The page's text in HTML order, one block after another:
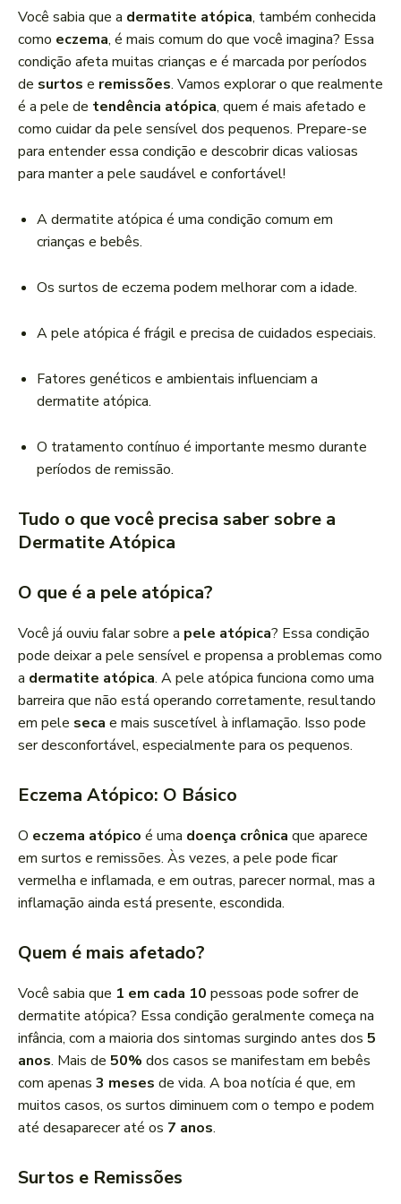
d
o
r
d
e
á
u
d
o
Você sabia que a dermatite atópica, também conhecida
como eczema, é mais comum do que você imagina? Essa
condição afeta muitas crianças e é marcada por períodos
de surtos e remissões. Vamos explorar o que realmente
é a pele de tendência atópica, quem é mais afetado e
como cuidar da pele sensível dos pequenos. Prepare-se
para entender essa condição e descobrir dicas valiosas
para manter a pele saudável e confortável!
A dermatite atópica é uma condição comum em
crianças e bebês.
Os surtos de eczema podem melhorar com a idade.
A pele atópica é frágil e precisa de cuidados especiais.
Fatores genéticos e ambientais influenciam a
dermatite atópica.
O tratamento contínuo é importante mesmo durante
períodos de remissão.
Tudo o que você precisa saber sobre a
Dermatite Atópica
O que é a pele atópica?
Você já ouviu falar sobre a pele atópica? Essa condição
pode deixar a pele sensível e propensa a problemas como
a dermatite atópica. A pele atópica funciona como uma
barreira que não está operando corretamente, resultando
em pele seca e mais suscetível à inflamação. Isso pode
ser desconfortável, especialmente para os pequenos.
Eczema Atópico: O Básico
O eczema atópico é uma doença crônica que aparece
em surtos e remissões. Às vezes, a pele pode ficar
vermelha e inflamada, e em outras, parecer normal, mas a
inflamação ainda está presente, escondida.
Quem é mais afetado?
Você sabia que 1 em cada 10 pessoas pode sofrer de
dermatite atópica? Essa condição geralmente começa na
infância, com a maioria dos sintomas surgindo antes dos 5
anos. Mais de 50% dos casos se manifestam em bebês
com apenas 3 meses de vida. A boa notícia é que, em
muitos casos, os surtos diminuem com o tempo e podem
até desaparecer até os 7 anos.
Surtos e Remissões